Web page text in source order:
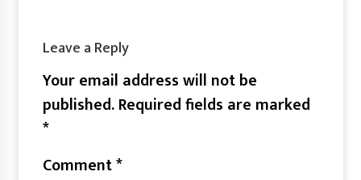
Leave a Reply
Your email address will not be
published.Required fields are marked
*
Comment*